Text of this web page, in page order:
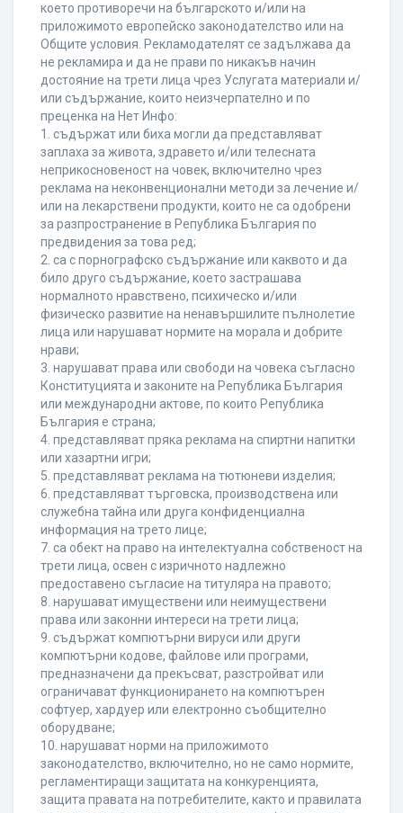
което противоречи на българското и/или на
приложимото европейско законодателство или на
Общите условия. Рекламодателят се задължава да
не рекламира и да не прави по никакъв начин
достояние на трети лица чрез Услугата материали и/
или съдържание, които неизчерпателно и по
преценка на Нет Инфо:
1. съдържат или биха могли да представляват
заплаха за живота, здравето и/или телесната
неприкосновеност на човек, включително чрез
реклама на неконвенционални методи за лечение и/
или на лекарствени продукти, които не са одобрени
за разпространение в Република България по
предвидения за това ред;
2. са с порнографско съдържание или каквото и да
било друго съдържание, което застрашава
нормалното нравствено, психическо и/или
физическо развитие на ненавършилите пълнолетие
лица или нарушават нормите на морала и добрите
нрави;
3. нарушават права или свободи на човека съгласно
Конституцията и законите на Република България
или международни актове, по които Република
България е страна;
4. представляват пряка реклама на спиртни напитки
или хазартни игри;
5. представляват реклама на тютюневи изделия;
6. представляват търговска, производствена или
служебна тайна или друга конфиденциална
информация на трето лице;
7. са обект на право на интелектуална собственост на
трети лица, освен с изричното надлежно
предоставено съгласие на титуляра на правото;
8. нарушават имуществени или неимуществени
права или законни интереси на трети лица;
9. съдържат компютърни вируси или други
компютърни кодове, файлове или програми,
предназначени да прекъсват, разстройват или
ограничават функционирането на компютърен
софтуер, хардуер или електронно съобщително
оборудване;
10. нарушават норми на приложимото
законодателство, включително, но не само нормите,
регламентиращи защитата на конкуренцията,
защита правата на потребителите, както и правилата